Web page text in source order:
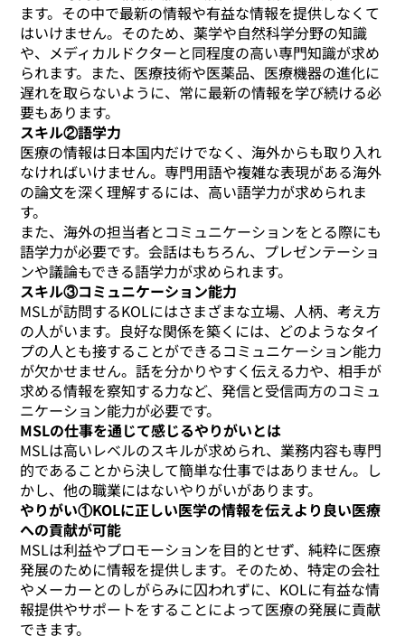
ます。その中で最新の情報や有益な情報を提供しなくて
はいけません。そのため、薬学や自然科学分野の知識
や、メディカルドクターと同程度の高い専門知識が求め
られます。また、医療技術や医薬品、医療機器の進化に
遅れを取らないように、常に最新の情報を学び続ける必
要もあります。
スキル②語学力
医療の情報は日本国内だけでなく、海外からも取り入れ
なければいけません。専門用語や複雑な表現がある海外
の論文を深く理解するには、高い語学力が求められま
す。
また、海外の担当者とコミュニケーションをとる際にも
語学力が必要です。会話はもちろん、プレゼンテーショ
ンや議論もできる語学力が求められます。
スキル③コミュニケーション能力
MSLが訪問するKOLにはさまざまな立場、人柄、考え方
の人がいます。良好な関係を築くには、どのようなタイ
プの人とも接することができるコミュニケーション能力
が欠かせません。話を分かりやすく伝える力や、相手が
求める情報を察知する力など、発信と受信両方のコミュ
ニケーション能力が必要です。
MSLの仕事を通じて感じるやりがいとは
MSLは高いレベルのスキルが求められ、業務内容も専門
的であることから決して簡単な仕事ではありません。し
かし、他の職業にはないやりがいがあります。
やりがい①KOLに正しい医学の情報を伝えより良い医療
への貢献が可能
MSLは利益やプロモーションを目的とせず、純粋に医療
発展のために情報を提供します。そのため、特定の会社
やメーカーとのしがらみに囚われずに、KOLに有益な情
報提供やサポートをすることによって医療の発展に貢献
できます。